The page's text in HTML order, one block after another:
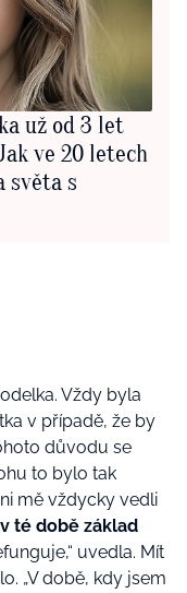
už od 3 let
ve 20 letech
světa s
Vždy byla
v případě, že by
důvodu se
to bylo tak
mě vždycky vedli
té době základ
uvedla. Mít
„V době, kdy jsem